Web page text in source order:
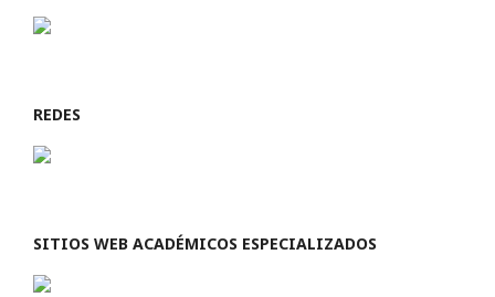
REDES
SITIOS WEB ACADÉMICOS ESPECIALIZADOS